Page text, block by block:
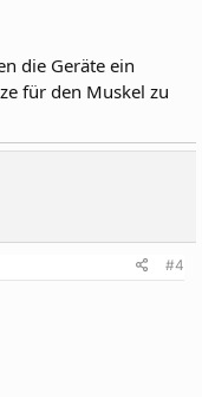
die Geräte ein
für den Muskel zu
#4